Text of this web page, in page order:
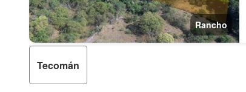
Rancho
Tecomán